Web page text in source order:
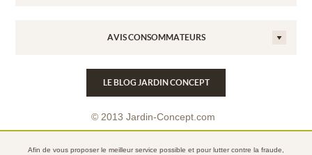
AVIS CONSOMMATEURS
LE BLOG JARDIN CONCEPT
© 2013 Jardin-Concept.com
Afin de vous proposer le meilleur service possible et pour lutter contre la fraude,